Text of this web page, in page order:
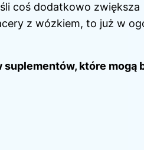
coś dodatkowo zwiększa
z wózkiem, to już w
suplementów, które mogą